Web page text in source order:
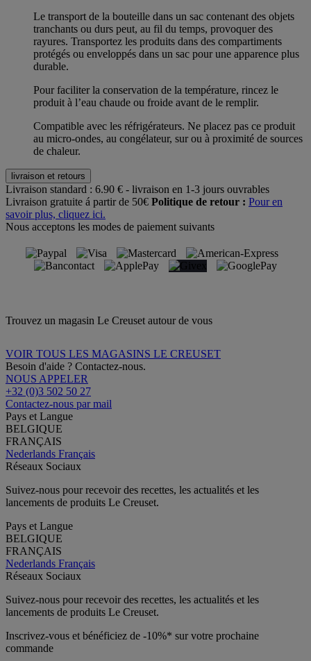
Le transport de la bouteille dans un sac contenant des objets
tranchants ou durs peut, au fil du temps, provoquer des
rayures. Transportez les produits dans des compartiments
protégés ou enveloppés dans un sac pour une apparence plus
durable.
Pour faciliter la conservation de la température, rincez le
produit à l’eau chaude ou froide avant de le remplir.
Compatible avec les réfrigérateurs. Ne placez pas ce produit
au micro-ondes, au congélateur, sur ou à proximité de sources
de chaleur.
livraison et retours
Livraison standard : 6.90 € - livraison en 1-3 jours ouvrables
Livraison gratuite á partir de 50€ Politique de retour : Pour en
savoir plus, cliquez ici.
Nous acceptons les modes de paiement suivants
Trouvez un magasin Le Creuset autour de vous
VOIR TOUS LES MAGASINS LE CREUSET
Besoin d'aide ? Contactez-nous.
NOUS APPELER
+32 (0)3 502 50 27
Contactez-nous par mail
Pays et Langue
BELGIQUE
FRANÇAIS
Nederlands Français
Réseaux Sociaux
Suivez-nous pour recevoir des recettes, les actualités et les
lancements de produits Le Creuset.
Pays et Langue
BELGIQUE
FRANÇAIS
Nederlands Français
Réseaux Sociaux
Suivez-nous pour recevoir des recettes, les actualités et les
lancements de produits Le Creuset.
Inscrivez-vous et bénéficiez de -10%* sur votre prochaine
commande